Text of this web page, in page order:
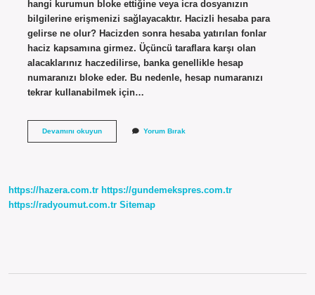
hangi kurumun bloke ettiğine veya icra dosyanızın
bilgilerine erişmenizi sağlayacaktır. Hacizli hesaba para
gelirse ne olur? Hacizden sonra hesaba yatırılan fonlar
haciz kapsamına girmez. Üçüncü taraflara karşı olan
alacaklarınız haczedilirse, banka genellikle hesap
numaranızı bloke eder. Bu nedenle, hesap numaranızı
tekrar kullanabilmek için…
Devamını okuyunE
Yorum Bırak
https://hazera.com.tr https://gundemekspres.com.tr
https://radyoumut.com.tr Sitemap